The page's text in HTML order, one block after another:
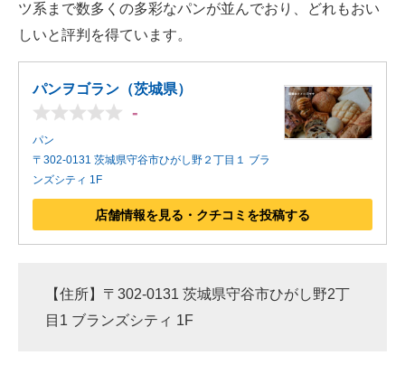
ツ系まで数多くの多彩なパンが並んでおり、どれもおい
しいと評判を得ています。
パンヲゴラン（茨城県）
-
パン
〒302-0131 茨城県守谷市ひがし野２丁目１ ブラ
ンズシティ 1F
店舗情報を見る・クチコミを投稿する
【住所】〒302-0131 茨城県守谷市ひがし野2丁
目1 ブランズシティ 1F